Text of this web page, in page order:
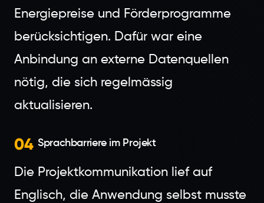
Energiepreise und Förderprogramme
berücksichtigen. Dafür war eine
Anbindung an externe Datenquellen
nötig, die sich regelmässig
aktualisieren.
04 Sprachbarriere im Projekt
Die Projektkommunikation lief auf
Englisch, die Anwendung selbst musste